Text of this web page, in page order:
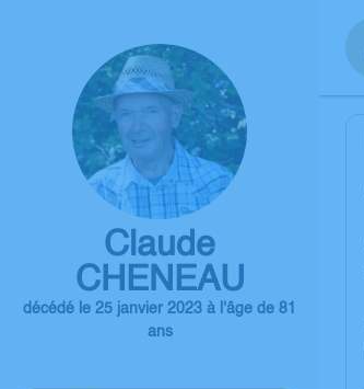
Claude
CHENEAU
décédé le 25 janvier 2023 à l'âge de 81
ans